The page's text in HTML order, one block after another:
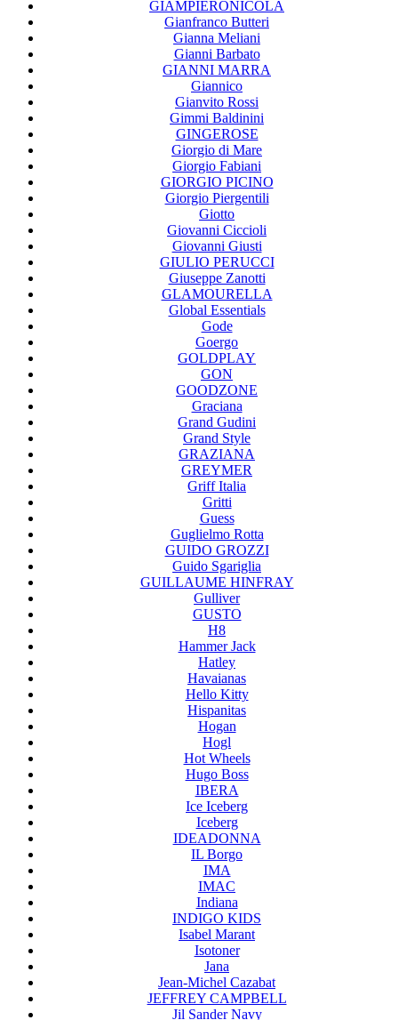
GIAMPIERONICOLA
Gianfranco Butteri
Gianna Meliani
Gianni Barbato
GIANNI MARRA
Giannico
Gianvito Rossi
Gimmi Baldinini
GINGEROSE
Giorgio di Mare
Giorgio Fabiani
GIORGIO PICINO
Giorgio Piergentili
Giotto
Giovanni Ciccioli
Giovanni Giusti
GIULIO PERUCCI
Giuseppe Zanotti
GLAMOURELLA
Global Essentials
Gode
Goergo
GOLDPLAY
GON
GOODZONE
Graciana
Grand Gudini
Grand Style
GRAZIANA
GREYMER
Griff Italia
Gritti
Guess
Guglielmo Rotta
GUIDO GROZZI
Guido Sgariglia
GUILLAUME HINFRAY
Gulliver
GUSTO
H8
Hammer Jack
Hatley
Havaianas
Hello Kitty
Hispanitas
Hogan
Hogl
Hot Wheels
Hugo Boss
IBERA
Ice Iceberg
Iceberg
IDEADONNA
IL Borgo
IMA
IMAC
Indiana
INDIGO KIDS
Isabel Marant
Isotoner
Jana
Jean-Michel Cazabat
JEFFREY CAMPBELL
Jil Sander Navy